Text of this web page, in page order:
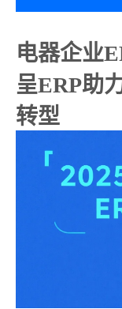
电器企业
呈ERP助
转型